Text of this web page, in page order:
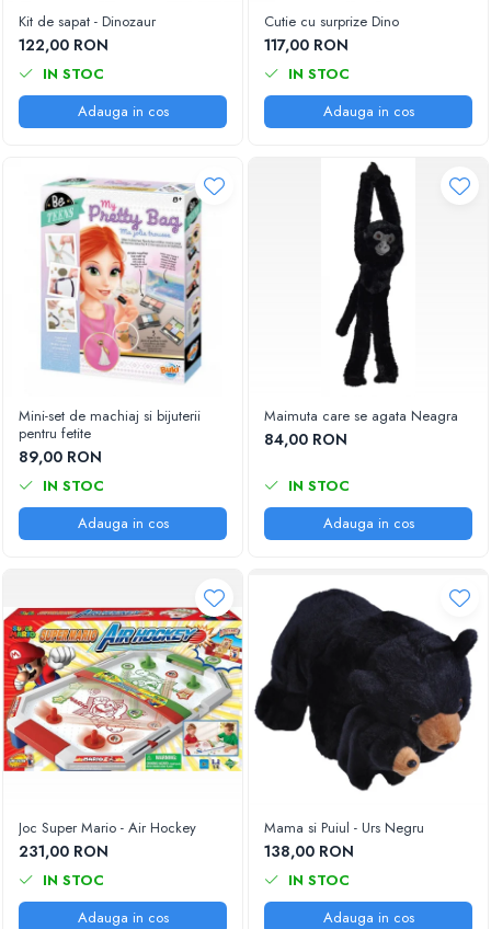
Kit de sapat - Dinozaur
122,00 RON
IN STOC
Adauga in cos
Cutie cu surprize Dino
117,00 RON
IN STOC
Adauga in cos
Mini-set de machiaj si bijuterii
pentru fetite
89,00 RON
IN STOC
Adauga in cos
Maimuta care se agata Neagra
84,00 RON
IN STOC
Adauga in cos
Joc Super Mario - Air Hockey
231,00 RON
IN STOC
Adauga in cos
Mama si Puiul - Urs Negru
138,00 RON
IN STOC
Adauga in cos